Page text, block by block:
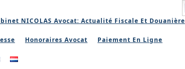
NICOLAS Avocat: Actualité Fiscale Et Douanière
Honoraires Avocat Paiement En Ligne